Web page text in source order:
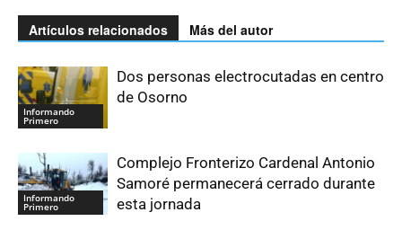
Artículos relacionados Más del autor
Informando
Primero
Dos personas electrocutadas en centro
de Osorno
Informando
Primero
Complejo Fronterizo Cardenal Antonio
Samoré permanecerá cerrado durante
esta jornada